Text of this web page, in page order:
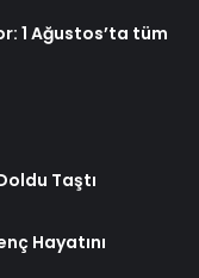
1 Ağustos’ta tüm
Taştı
Hayatını